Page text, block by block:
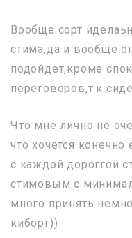
Вообще сорт
стима,да и вообще
подойдет,кроме
переговоров,т.к
Что мне лично не
что хочется
с каждой дороггой
стимовым с
много принять
киборг))